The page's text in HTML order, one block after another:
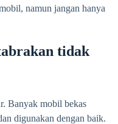
namun jangan hanya
tidak
Banyak mobil bekas
digunakan dengan baik.